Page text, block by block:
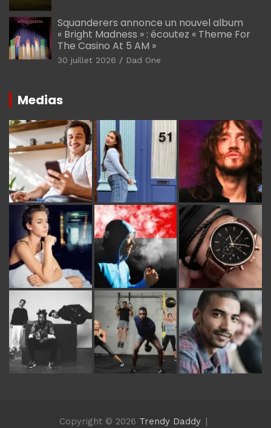
Squanderers annonce un nouvel album
« Bright Madness » : écoutez « Theme For
The Casino At 5 AM »
30 juillet 2026 Dad One
Medias
Copyright © 2026 Trendy Daddy